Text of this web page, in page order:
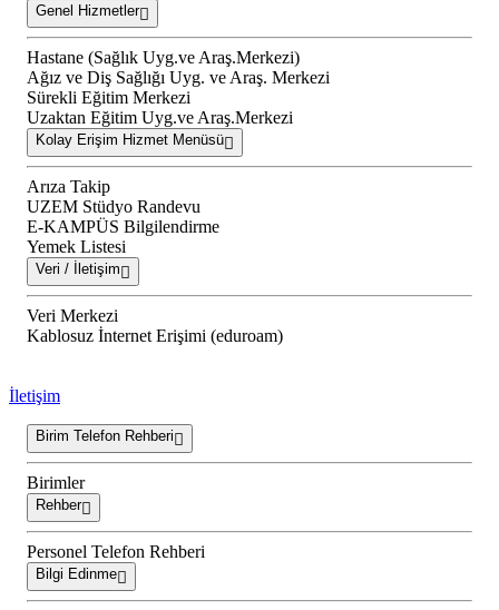
Genel Hizmetler
Hastane (Sağlık Uyg.ve Araş.Merkezi)
Ağız ve Diş Sağlığı Uyg. ve Araş. Merkezi
Sürekli Eğitim Merkezi
Uzaktan Eğitim Uyg.ve Araş.Merkezi
Kolay Erişim Hizmet Menüsü
Arıza Takip
UZEM Stüdyo Randevu
E-KAMPÜS Bilgilendirme
Yemek Listesi
Veri / İletişim
Veri Merkezi
Kablosuz İnternet Erişimi (eduroam)
İletişim
Birim Telefon Rehberi
Birimler
Rehber
Personel Telefon Rehberi
Bilgi Edinme